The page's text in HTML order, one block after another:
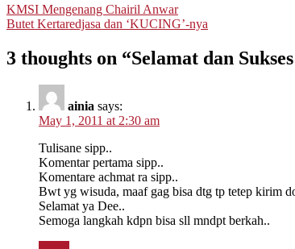
Post
navigation
KMSI Mengenang Chairil Anwar
Butet Kertaredjasa dan ‘KUCING’-nya
3 thoughts on “Selamat dan
ainia says:
May 1, 2011 at 2:30 am
Tulisane sipp..
Komentar pertama sipp..
Komentare achmat ra sipp..
Bwt yg wisuda, maaf gag bisa dtg tp tetep kirim
Selamat ya Dee..
Semoga langkah kdpn bisa sll mndpt berkah..